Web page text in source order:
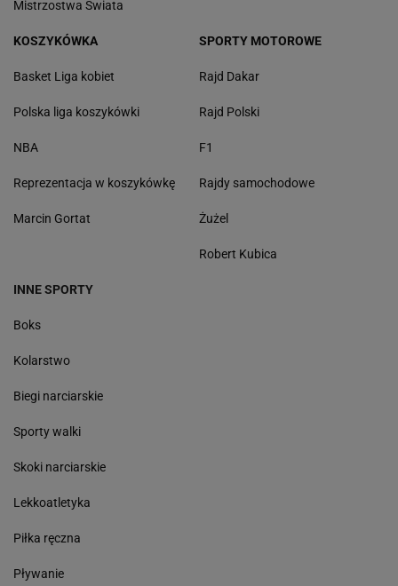
Mistrzostwa Świata
KOSZYKÓWKA
Basket Liga kobiet
Polska liga koszykówki
NBA
Reprezentacja w koszykówkę
Marcin Gortat
SPORTY MOTOROWE
Rajd Dakar
Rajd Polski
F1
Rajdy samochodowe
Żużel
Robert Kubica
INNE SPORTY
Boks
Kolarstwo
Biegi narciarskie
Sporty walki
Skoki narciarskie
Lekkoatletyka
Piłka ręczna
Pływanie